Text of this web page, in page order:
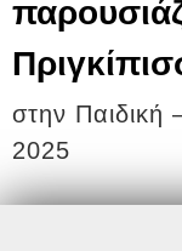
στην Παιδική
2025